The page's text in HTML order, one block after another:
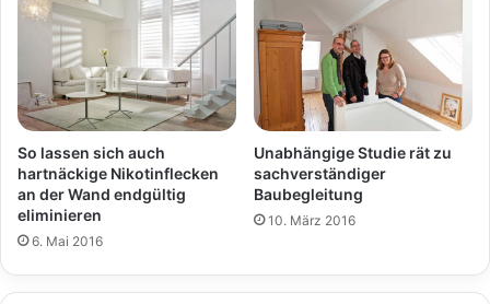
So lassen sich auch
hartnäckige Nikotinflecken
an der Wand endgültig
eliminieren
6. Mai 2016
Unabhängige Studie rät zu
sachverständiger
Baubegleitung
10. März 2016